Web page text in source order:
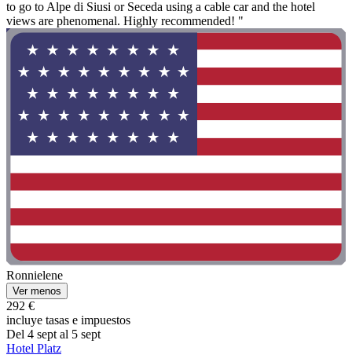
to go to Alpe di Siusi or Seceda using a cable car and the hotel
views are phenomenal. Highly recommended! "
Ronnielene
Ver menos
292 €
incluye tasas e impuestos
Del 4 sept al 5 sept
Hotel Platz